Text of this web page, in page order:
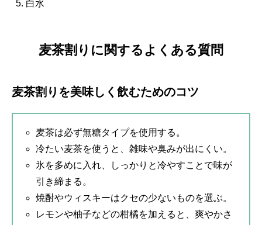
白水
麦茶割りに関するよくある質問
麦茶割りを美味しく飲むためのコツ
麦茶は必ず無糖タイプを使用する。
冷たい麦茶を使うと、雑味や臭みが出にくい。
氷を多めに入れ、しっかりと冷やすことで味が
引き締まる。
焼酎やウィスキーはクセの少ないものを選ぶ。
レモンや柚子などの柑橘を加えると、爽やかさ